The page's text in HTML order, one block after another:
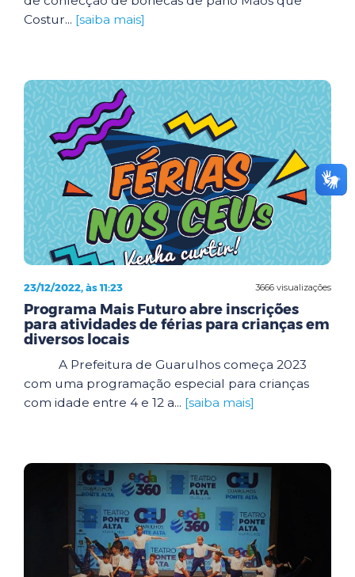
Costur... [saiba mais]
3666 visualizações
23/12/2022, às 11:23
Programa Mais Futuro abre inscrições
para atividades de férias para crianças em
diversos locais
A Prefeitura de Guarulhos começa 2023
com uma programação especial para crianças
com idade entre 4 e 12 a... [saiba mais]